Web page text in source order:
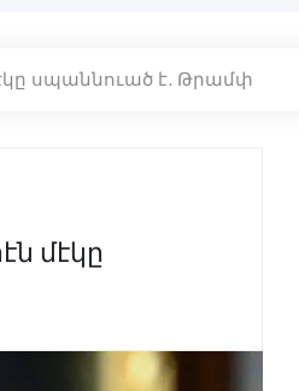
սպաննուած է. Թրամփ
մէկը